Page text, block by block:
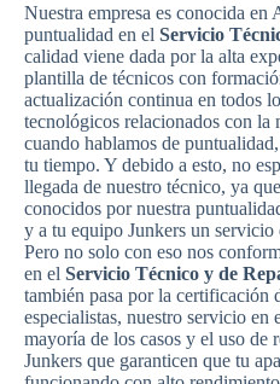
Nuestra empresa es conocida
puntualidad en el Servicio
calidad viene dada por la alta
plantilla de técnicos con
actualización continua en todos
tecnológicos relacionados con la
cuando hablamos de
tu tiempo. Y debido a esto, no
llegada de nuestro técnico, ya
conocidos por nuestra
y a tu equipo Junkers un
Pero no solo con eso nos
en el Servicio Técnico y de
también pasa por la certificación
especialistas, nuestro servicio en
mayoría de los casos y el uso de
Junkers que garanticen que tu